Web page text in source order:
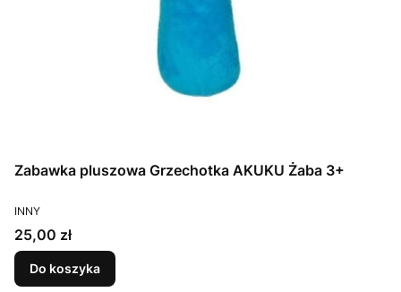
Zabawka pluszowa Grzechotka AKUKU Żaba 3+
PRODUCENT
INNY
Cena
25,00 zł
Do koszyka